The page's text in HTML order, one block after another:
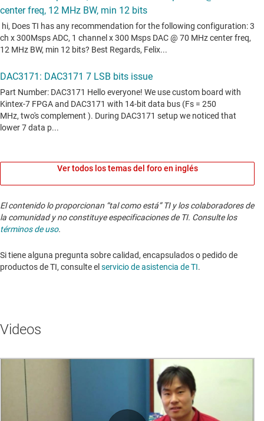
Ver todos los temas del foro en inglés
El contenido lo proporcionan “tal como está” TI y los colaboradores de
la comunidad y no constituye especificaciones de TI. Consulte los
términos de uso.
Si tiene alguna pregunta sobre calidad, encapsulados o pedido de
productos de TI, consulte elservicio de asistencia de TI. ​​​​​​​​​​​​​​
Videos